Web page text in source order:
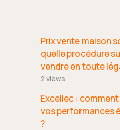
Prix vente maison
quelle procédure
vendre en toute
2 views
Excellec :
vos performances
?